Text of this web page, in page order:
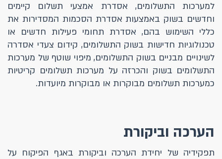
למערכות התשלומים, אסדרת אמצעי תשלום קיימים
וחדשים בשוק באמצעות אסדרת הסכמות המסדירות את
כללי השימוש בהם, אסדרת תחומי פעילות חדשים או
טכנולוגיות חדישות בשוק התשלומים, קידום צעדי אסדרה
לשינויים מבניים בשוק התשלומים, מיפוי שוטף של מערכות
התשלומים בשוק והכרזה על מערכות תשלומים קריטיות
כמערכות תשלומים מבוקרות או מבוקרות מיועדות.
הערכה וביקורת
תפקידיה של יחידת הערכה וביקורת באגף הפיקוח על